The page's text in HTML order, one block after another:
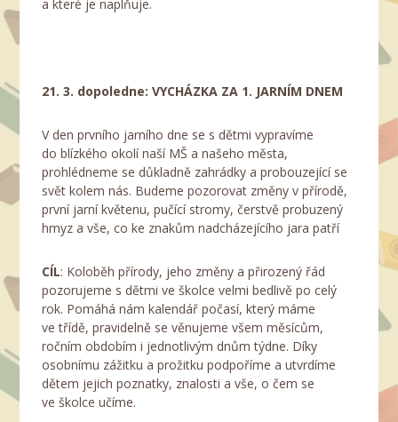
a které je naplňuje.
21. 3. dopoledne: VYCHÁZKA ZA 1. JARNÍM DNEM
V den prvního jarního dne se s dětmi vypravíme
do blízkého okolí naší MŠ a našeho města,
prohlédneme se důkladně zahrádky a probouzející se
svět kolem nás. Budeme pozorovat změny v přírodě,
první jarní květenu, pučící stromy, čerstvě probuzený
hmyz a vše, co ke znakům nadcházejícího jara patří
CÍL: Koloběh přírody, jeho změny a přirozený řád
pozorujeme s dětmi ve školce velmi bedlivě po celý
rok. Pomáhá nám kalendář počasí, který máme
ve třídě, pravidelně se věnujeme všem měsícům,
ročním obdobím i jednotlivým dnům týdne. Díky
osobnímu zážitku a prožitku podpoříme a utvrdíme
dětem jejich poznatky, znalosti a vše, o čem se
ve školce učíme.